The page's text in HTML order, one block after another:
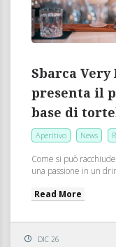
Sbarca Very
presenta il
base di
Aperitivo News
Come si può
una passione in un
Read More
DIC 26